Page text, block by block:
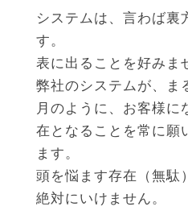
システムは、言わば裏
す。
表に出ることを好みま
弊社のシステムが、ま
月のように、お客様に
在となることを常に願
ます。
頭を悩ます存在（無駄
絶対にいけません。